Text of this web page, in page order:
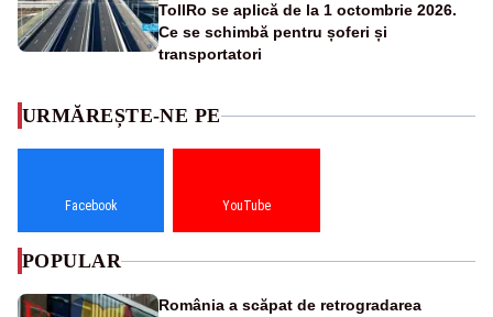
TollRo se aplică de la 1 octombrie 2026.
Ce se schimbă pentru șoferi și
transportatori
URMĂREȘTE-NE PE
Facebook YouTube
POPULAR
România a scăpat de retrogradarea